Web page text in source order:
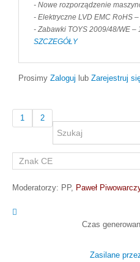
- Nowe rozporządzenie
- Elektryczne LVD EMC RoHS
- Zabawki TOYS 2009/48/WE –
SZCZEGÓŁY
Prosimy Zaloguj lub Zarejestruj
1 2
Moderatorzy: PP, Paweł
Czas
Zasilane